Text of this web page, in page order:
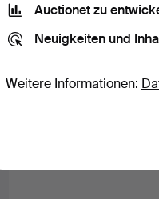
Suche
Auctionet zu
Neuigkeiten und
Weitere Informationen: